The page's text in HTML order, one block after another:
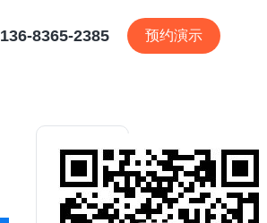
136-8365-2385 预约演示